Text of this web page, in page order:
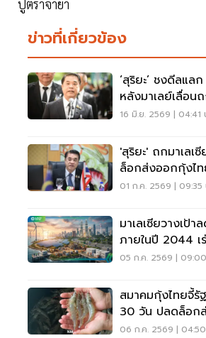
ปูตราจายา
ข่าวที่เกี่ยวข้อง
‘สุริยะ’ ชงดีลแล
หลังมาเลย์เลื่อน
16 มิ.ย. 2569 | 04:41
'สุริยะ' ถกมาเลเ
ล็อกส่งออกกุ้งไ
01 ก.ค. 2569 | 09:35
มาเลเซียวางเป้
ภายในปี 2044
สะอาด
05 ก.ค. 2569 |
สมาคมกุ้งไทยจี้รั
30 วัน ปลดล็อก
ทะลักตลาด
06 ก.ค. 2569 |